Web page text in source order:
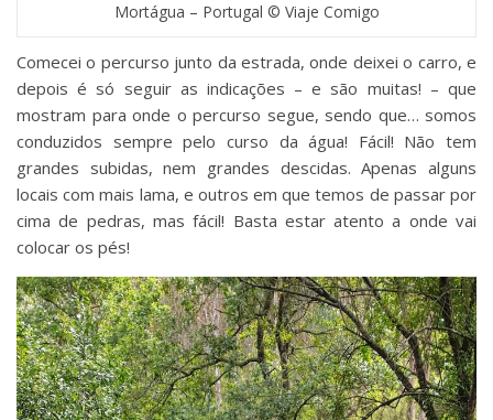
Mortágua – Portugal © Viaje Comigo
Comecei o percurso junto da estrada, onde deixei o carro, e
depois é só seguir as indicações – e são muitas! – que
mostram para onde o percurso segue, sendo que… somos
conduzidos sempre pelo curso da água! Fácil! Não tem
grandes subidas, nem grandes descidas. Apenas alguns
locais com mais lama, e outros em que temos de passar por
cima de pedras, mas fácil! Basta estar atento a onde vai
colocar os pés!